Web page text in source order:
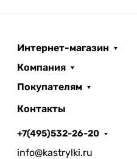
Интернет-магазин
Компания
Покупателям
Контакты
+7(495)532-26-20
info@kastrylki.ru